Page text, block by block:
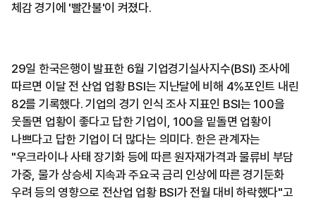
체감 경기에 '빨간불'이 켜졌다.
29일 한국은행이 발표한 6월 기업경기실사지수(BSI) 조사에
따르면 이달 전 산업 업황 BSI는 지난달에 비해 4%포인트 내린
82를 기록했다. 기업의 경기 인식 조사 지표인 BSI는 100을
웃돌면 업황이 좋다고 답한 기업이, 100을 밑돌면 업황이
나쁘다고 답한 기업이 더 많다는 의미다. 한은 관계자는
"우크라이나 사태 장기화 등에 따른 원자재가격과 물류비 부담
가중, 물가 상승세 지속과 주요국 금리 인상에 따른 경기둔화
우려 등의 영향으로 전산업 업황 BSI가 전월 대비 하락했다"고